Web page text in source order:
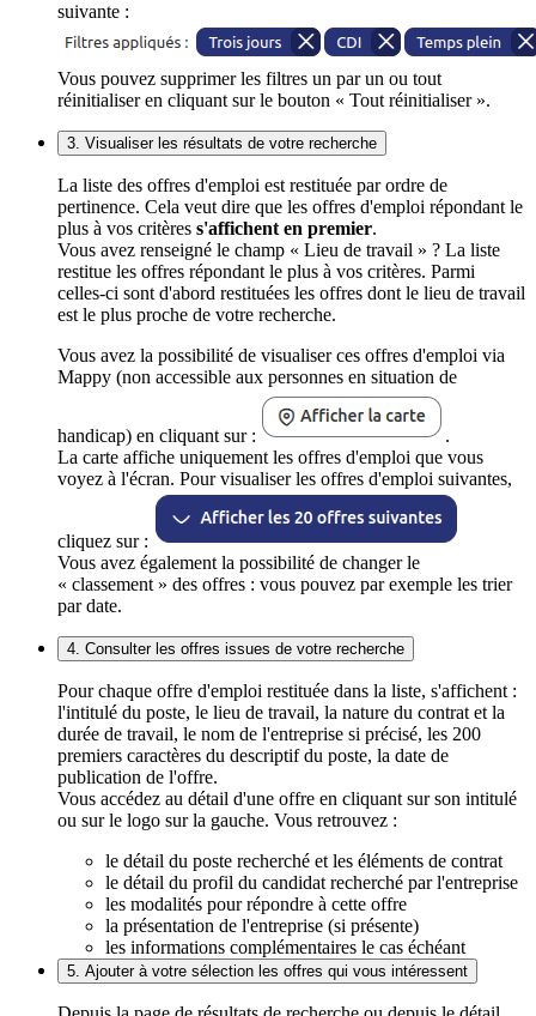
suivante :
Vous pouvez supprimer les filtres un par un ou tout
réinitialiser en cliquant sur le bouton « Tout réinitialiser ».
3. Visualiser les résultats de votre recherche
La liste des offres d'emploi est restituée par ordre de
pertinence. Cela veut dire que les offres d'emploi répondant le
plus à vos critères s'affichent en premier.
Vous avez renseigné le champ « Lieu de travail » ? La liste
restitue les offres répondant le plus à vos critères. Parmi
celles-ci sont d'abord restituées les offres dont le lieu de travail
est le plus proche de votre recherche.
Vous avez la possibilité de visualiser ces offres d'emploi via
Mappy (non accessible aux personnes en situation de
handicap) en cliquant sur :
.
La carte affiche uniquement les offres d'emploi que vous
voyez à l'écran. Pour visualiser les offres d'emploi suivantes,
cliquez sur :
Vous avez également la possibilité de changer le
« classement » des offres : vous pouvez par exemple les trier
par date.
4. Consulter les offres issues de votre recherche
Pour chaque offre d'emploi restituée dans la liste, s'affichent :
l'intitulé du poste, le lieu de travail, la nature du contrat et la
durée de travail, le nom de l'entreprise si précisé, les 200
premiers caractères du descriptif du poste, la date de
publication de l'offre.
Vous accédez au détail d'une offre en cliquant sur son intitulé
ou sur le logo sur la gauche. Vous retrouvez :
le détail du poste recherché et les éléments de contrat
le détail du profil du candidat recherché par l'entreprise
les modalités pour répondre à cette offre
la présentation de l'entreprise (si présente)
les informations complémentaires le cas échéant
5. Ajouter à votre sélection les offres qui vous intéressent